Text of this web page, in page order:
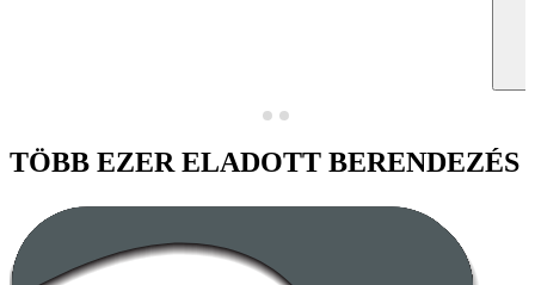
TÖBB EZER ELADOTT BERENDEZÉS